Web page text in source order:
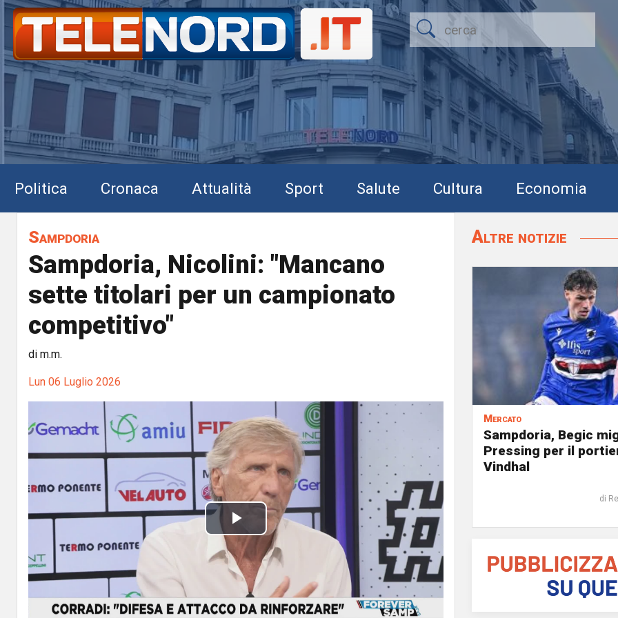
Politica Cronaca Attualità Sport Salute Cultura Economia
Sampdoria
Sampdoria, Nicolini: "Mancano
sette titolari per un campionato
competitivo"
di m.m.
Lun 06 Luglio 2026
P
l
a
Altre notizie
Mercato
Sampdoria, Begic
Pressing per il
Vindhal
di